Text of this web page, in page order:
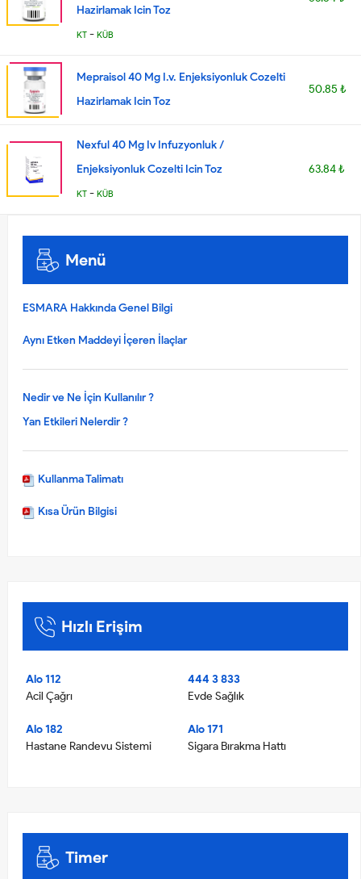
Hazirlamak Icin Toz
KT - KÜB
Mepraisol 40 Mg I.v. Enjeksiyonluk Cozelti
Hazirlamak Icin Toz
50.85 ₺
Nexful 40 Mg Iv Infuzyonluk /
Enjeksiyonluk Cozelti Icin Toz
KT - KÜB
63.84 ₺
Menü
ESMARA Hakkında Genel Bilgi
Aynı Etken Maddeyi İçeren İlaçlar
Nedir ve Ne İçin Kullanılır ?
Yan Etkileri Nelerdir ?
Kullanma Talimatı
Kısa Ürün Bilgisi
Hızlı Erişim
Alo 112
Acil Çağrı
444 3 833
Evde Sağlık
Alo 182
Hastane Randevu Sistemi
Alo 171
Sigara Bırakma Hattı
Timer